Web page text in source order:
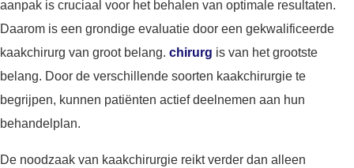
aanpak is cruciaal voor het behalen van optimale resultaten.
Daarom is een grondige evaluatie door een gekwalificeerde
kaakchirurg van groot belang. chirurg is van het grootste
belang. Door de verschillende soorten kaakchirurgie te
begrijpen, kunnen patiënten actief deelnemen aan hun
behandelplan.
De noodzaak van kaakchirurgie reikt verder dan alleen